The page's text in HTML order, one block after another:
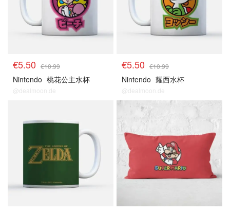
€5.50 €10.99
Nintendo 桃花公主水杯
@dealmoon.de
€5.50 €10.99
Nintendo 耀西水杯
@dealmoon.de